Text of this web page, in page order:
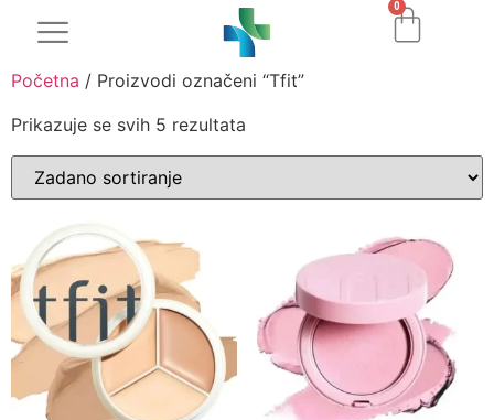
0
Početna / Proizvodi označeni “Tfit”
Prikazuje se svih 5 rezultata